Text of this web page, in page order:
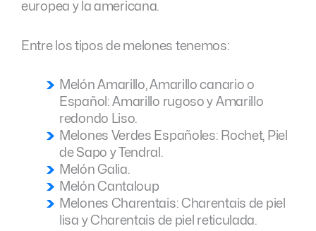
europea y la americana.
Entre los tipos de melones tenemos:
Melón Amarillo, Amarillo canario o
Español: Amarillo rugoso y Amarillo
redondo Liso.
Melones Verdes Españoles: Rochet, Piel
de Sapo y Tendral.
Melón Galia.
Melón Cantaloup
Melones Charentais: Charentais de piel
lisa y Charentais de piel reticulada.